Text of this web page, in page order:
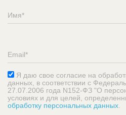
Я даю свое согласие на
данных, в соответствии с
27.07.2006 года N152-ФЗ "О
условиях и для целей,
обработку персональных данных